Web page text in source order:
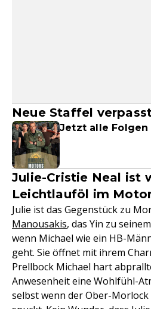
Neue Staffel
Jetzt alle Folgen
Julie-Cristie Neal ist
Leichtlauföl im
Julie ist das Gegenstück zu
Manousakis, das Yin zu
wenn Michael wie ein HB-
geht. Sie öffnet mit ihrem
Prellbock Michael hart
Anwesenheit eine Wohlfühl-
selbst wenn der Ober-